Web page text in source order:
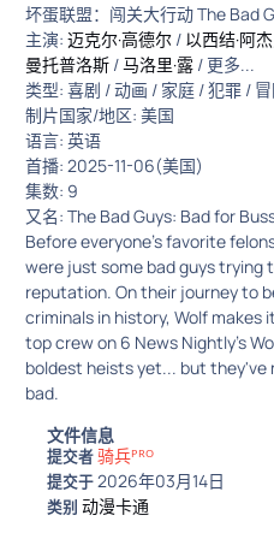
坏蛋联盟：闯关大行动 The Bad
主演: 迈克尔·高德尔 / 以西结·阿
曼托普洛斯 /马洛里·露 / 更多...
类型: 喜剧 / 动画 / 家庭 / 犯罪 /
制片国家/地区: 美国
语言: 英语
首播: 2025-11-06(美国)
集数: 9
又名: The Bad Guys: Bad for
Before everyone's favorite
were just some bad guys trying
reputation. On their journey to
criminals in history, Wolf
top crew on 6 News Nightly's
boldest heists yet... but they've
bad.
文件信息
提交者骑兵ᴾᴿᴼ
提交于2026年03月14日
类别动漫卡通